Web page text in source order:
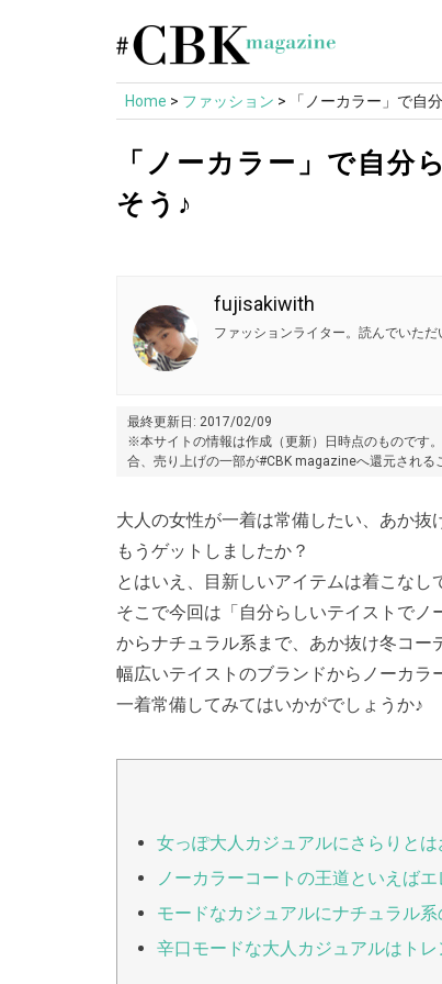
content
Home > ファッション > 「ノーカラー」で自
「ノーカラー」で自分
そう♪
fujisakiwith
ファッションライター。読んでいた
最終更新日: 2017/02/09
※本サイトの情報は作成（更新）日時点のものです
合、売り上げの一部が#CBK magazineへ還元される
大人の女性が一着は常備したい、あか
もうゲットしましたか？
とはいえ、目新しいアイテムは着こなし
そこで今回は「自分らしいテイストで
からナチュラル系まで、あか抜け冬コー
幅広いテイストのブランドからノーカラ
一着常備してみてはいかがでしょうか♪
女っぽ大人カジュアルにさらりとは
ノーカラーコートの王道といえば
モードなカジュアルにナチュラル
辛口モードな大人カジュアルはト